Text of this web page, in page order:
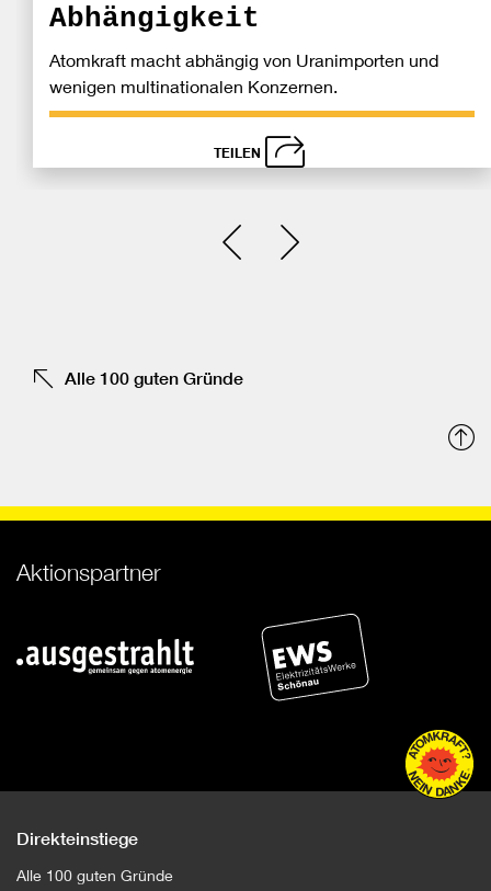
Abhängigkeit
Atomkraft macht abhängig von Uranimporten und
wenigen multinationalen Konzernen.
TEILEN
Einen Slide zurück
Einen Slide vor
Alle 100 guten Gründe
Aktionspartner
Direkteinstiege
Alle 100 guten Gründe